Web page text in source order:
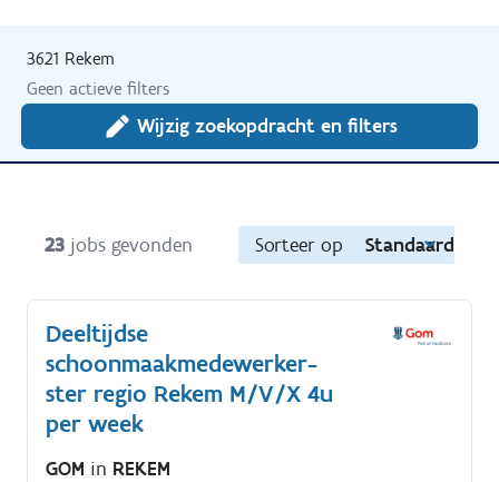
3621 Rekem
Geen actieve filters
Wijzig zoekopdracht en filters
23 jobs gevonden Sorteer op Standaard
Deeltijdse
schoonmaakmedewerker-
ster regio Rekem M/V/X 4u
per week
GOM in REKEM